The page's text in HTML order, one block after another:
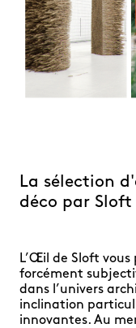
La sélection
déco par Sloft
L’Œil de Sloft vous
forcément
dans l’univers
inclination
innovantes. Au